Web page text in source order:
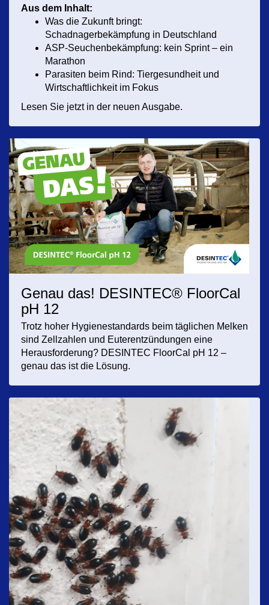
Aus dem Inhalt:
Was die Zukunft bringt:
Schadnagerbekämpfung in Deutschland
ASP-Seuchenbekämpfung: kein Sprint – ein
Marathon
Parasiten beim Rind: Tiergesundheit und
Wirtschaftlichkeit im Fokus
Lesen Sie jetzt in der neuen Ausgabe.
Genau das! DESINTEC® FloorCal
pH 12
Trotz hoher Hygienestandards beim täglichen Melken
sind Zellzahlen und Euterentzündungen eine
Herausforderung? DESINTEC FloorCal pH 12 –
genau das ist die Lösung.